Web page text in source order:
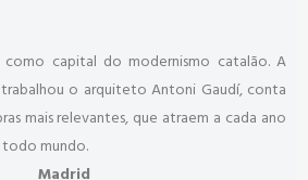
como capital do modernismo catalão. A
o arquiteto Antoni Gaudí, conta
mais relevantes, que atraem a cada ano
mundo.
Madrid